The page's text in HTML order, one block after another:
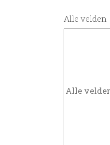
Alle velden